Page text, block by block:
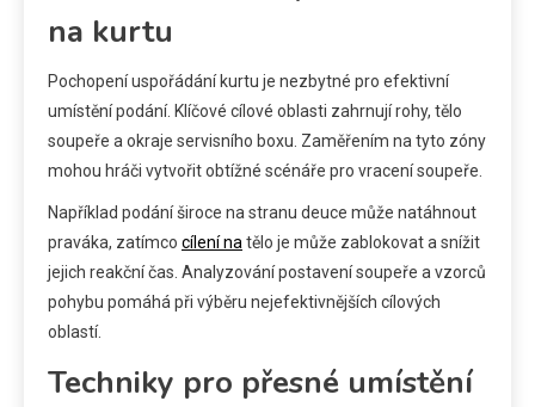
na kurtu
Pochopení uspořádání kurtu je nezbytné pro efektivní
umístění podání. Klíčové cílové oblasti zahrnují rohy, tělo
soupeře a okraje servisního boxu. Zaměřením na tyto zóny
mohou hráči vytvořit obtížné scénáře pro vracení soupeře.
Například podání široce na stranu deuce může natáhnout
praváka, zatímco cílení na tělo je může zablokovat a snížit
jejich reakční čas. Analyzování postavení soupeře a vzorců
pohybu pomáhá při výběru nejefektivnějších cílových
oblastí.
Techniky pro přesné umístění